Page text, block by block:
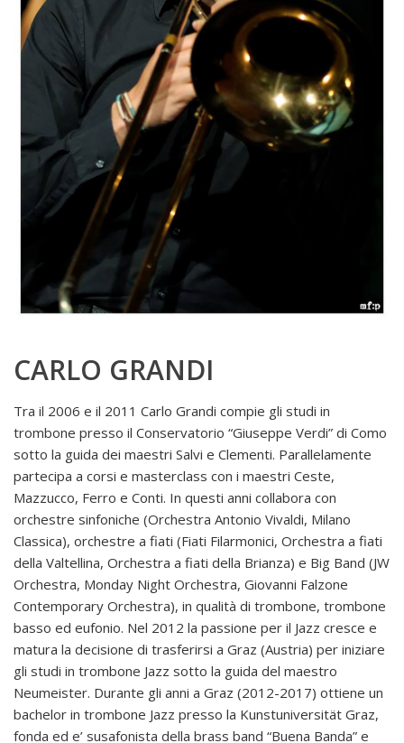
CARLO GRANDI
Tra il 2006 e il 2011 Carlo Grandi compie gli studi in
trombone presso il Conservatorio “Giuseppe Verdi” di Como
sotto la guida dei maestri Salvi e Clementi. Parallelamente
partecipa a corsi e masterclass con i maestri Ceste,
Mazzucco, Ferro e Conti. In questi anni collabora con
orchestre sinfoniche (Orchestra Antonio Vivaldi, Milano
Classica), orchestre a fiati (Fiati Filarmonici, Orchestra a fiati
della Valtellina, Orchestra a fiati della Brianza) e Big Band (JW
Orchestra, Monday Night Orchestra, Giovanni Falzone
Contemporary Orchestra), in qualità di trombone, trombone
basso ed eufonio. Nel 2012 la passione per il Jazz cresce e
matura la decisione di trasferirsi a Graz (Austria) per iniziare
gli studi in trombone Jazz sotto la guida del maestro
Neumeister. Durante gli anni a Graz (2012-2017) ottiene un
bachelor in trombone Jazz presso la Kunstuniversität Graz,
fonda ed e’ susafonista della brass band “Buena Banda” e